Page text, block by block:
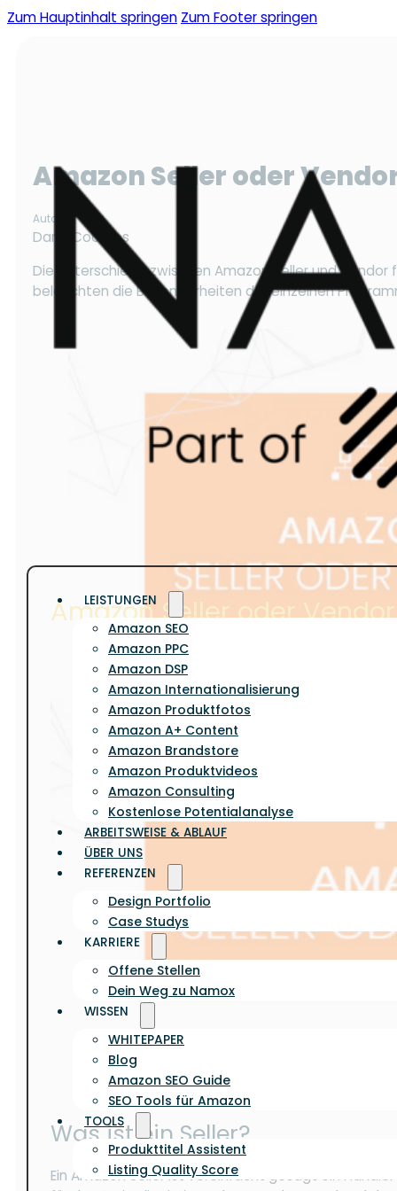
Zum Hauptinhalt springen Zum Footer springen
LEISTUNGEN
Amazon SEO
Amazon PPC
Amazon DSP
Amazon Internationalisierung
Amazon Produktfotos
Amazon A+ Content
Amazon Brandstore
Amazon Produktvideos
Amazon Consulting
Kostenlose Potentialanalyse
ARBEITSWEISE & ABLAUF
ÜBER UNS
REFERENZEN
Design Portfolio
Case Studys
KARRIERE
Offene Stellen
Dein Weg zu Namox
WISSEN
WHITEPAPER
Blog
Amazon SEO Guide
SEO Tools für Amazon
TOOLS
Produkttitel Assistent
Listing Quality Score
Amazon Seller oder
Autor
Dana Coordes
Die Unterschiede zwischen Amazon Seller und
beleuchten die Besonderheiten der einzelnen
Amazon Seller oder
Was ist ein Seller?
Ein Amazon Seller ist vereinfacht gesagt ein